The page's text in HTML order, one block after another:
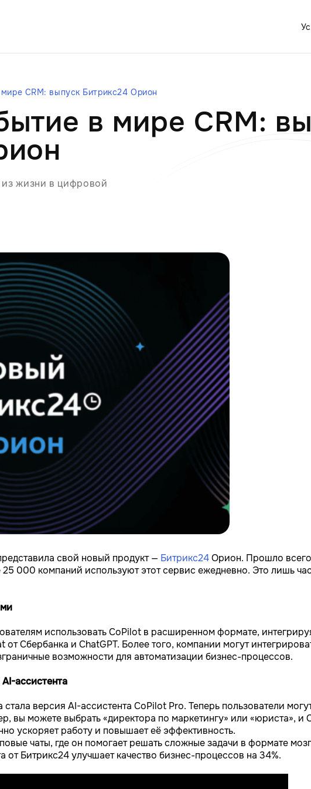
CRM: выпуск Битрикс24 Орион
в мире CRM:
жизни в цифровой
свой новый продукт — Битрикс24Орион. Прошло
000 компаний используют этот сервис ежедневно. Это лишь
использовать CoPilot в расширенном формате,
от Сбербанка и ChatGPT. Более того, компании могут
возможности для автоматизации бизнес-процессов.
ассистента
версия AI-ассистента CoPilot Pro. Теперь пользователи
вы можете выбрать «директора по маркетингу» или «юриста», и
ускоряет работу и повышает её эффективность.
чаты, где он помогает решать сложные задачи в формате
от Битрикс24 улучшает качество бизнес-процессов на 34%.